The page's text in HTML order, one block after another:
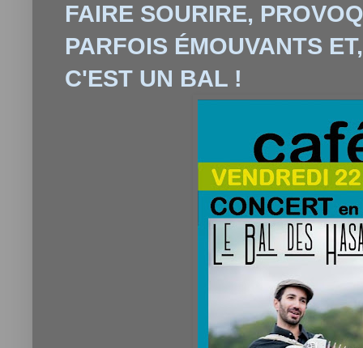
FAIRE SOURIRE,
PARFOIS ÉMOUVANTS
C'EST UN BAL !